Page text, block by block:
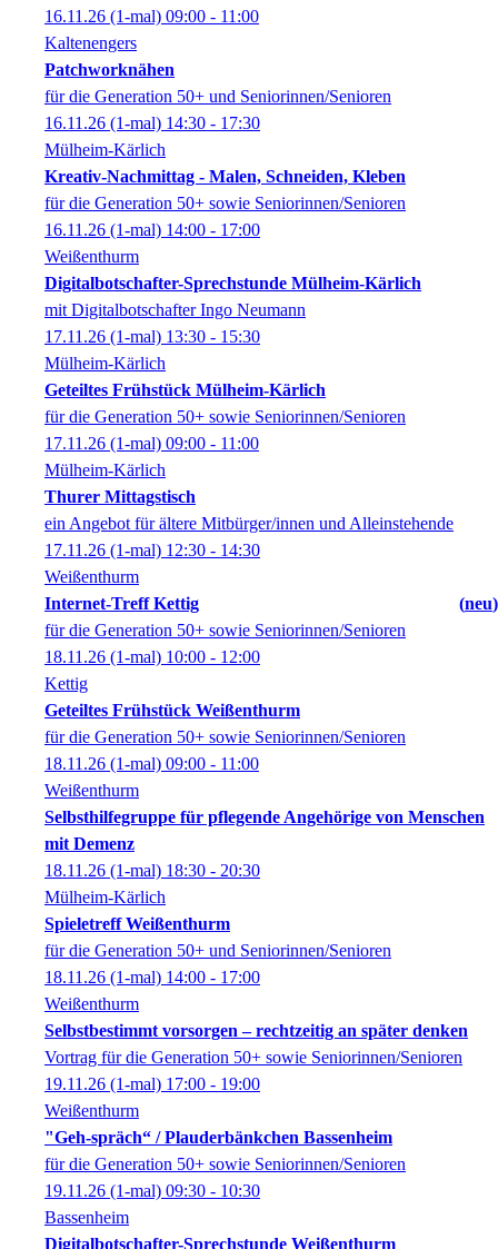
16.11.26 (1-mal) 09:00 - 11:00
Kaltenengers
Patchworknähen
für die Generation 50+ und Seniorinnen/Senioren
16.11.26 (1-mal) 14:30 - 17:30
Mülheim-Kärlich
Kreativ-Nachmittag - Malen, Schneiden, Kleben
für die Generation 50+ sowie Seniorinnen/Senioren
16.11.26 (1-mal) 14:00 - 17:00
Weißenthurm
Digitalbotschafter-Sprechstunde Mülheim-Kärlich
mit Digitalbotschafter Ingo Neumann
17.11.26 (1-mal) 13:30 - 15:30
Mülheim-Kärlich
Geteiltes Frühstück Mülheim-Kärlich
für die Generation 50+ sowie Seniorinnen/Senioren
17.11.26 (1-mal) 09:00 - 11:00
Mülheim-Kärlich
Thurer Mittagstisch
ein Angebot für ältere Mitbürger/innen und Alleinstehende
17.11.26 (1-mal) 12:30 - 14:30
Weißenthurm
Internet-Treff Kettig
neu
für die Generation 50+ sowie Seniorinnen/Senioren
18.11.26 (1-mal) 10:00 - 12:00
Kettig
Geteiltes Frühstück Weißenthurm
für die Generation 50+ sowie Seniorinnen/Senioren
18.11.26 (1-mal) 09:00 - 11:00
Weißenthurm
Selbsthilfegruppe für pflegende Angehörige von Menschen
mit Demenz
18.11.26 (1-mal) 18:30 - 20:30
Mülheim-Kärlich
Spieletreff Weißenthurm
für die Generation 50+ und Seniorinnen/Senioren
18.11.26 (1-mal) 14:00 - 17:00
Weißenthurm
Selbstbestimmt vorsorgen – rechtzeitig an später denken
Vortrag für die Generation 50+ sowie Seniorinnen/Senioren
19.11.26 (1-mal) 17:00 - 19:00
Weißenthurm
"Geh-spräch“ / Plauderbänkchen Bassenheim
für die Generation 50+ sowie Seniorinnen/Senioren
19.11.26 (1-mal) 09:30 - 10:30
Bassenheim
Digitalbotschafter-Sprechstunde Weißenthurm